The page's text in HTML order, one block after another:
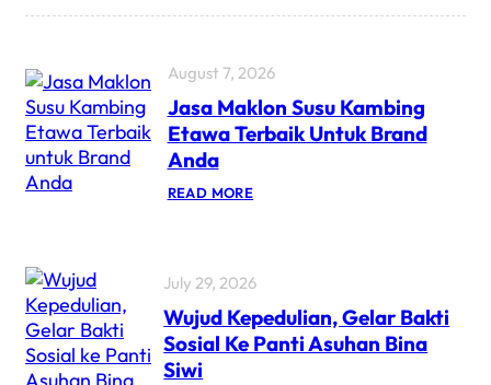
August 7, 2026
Jasa Maklon Susu Kambing
Etawa Terbaik Untuk Brand
Anda
READ MORE
July 29, 2026
Wujud Kepedulian, Gelar Bakti
Sosial Ke Panti Asuhan Bina
Siwi